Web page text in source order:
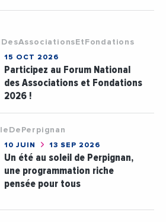
15 OCT 2026
Participez au Forum National
des Associations et Fondations
2026 !
10 JUIN 13 SEP 2026
Un été au soleil de Perpignan,
une programmation riche
pensée pour tous